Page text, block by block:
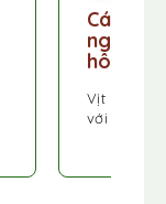
Cách
ngon,
hôi tại
Vịt nướng
với lớp…